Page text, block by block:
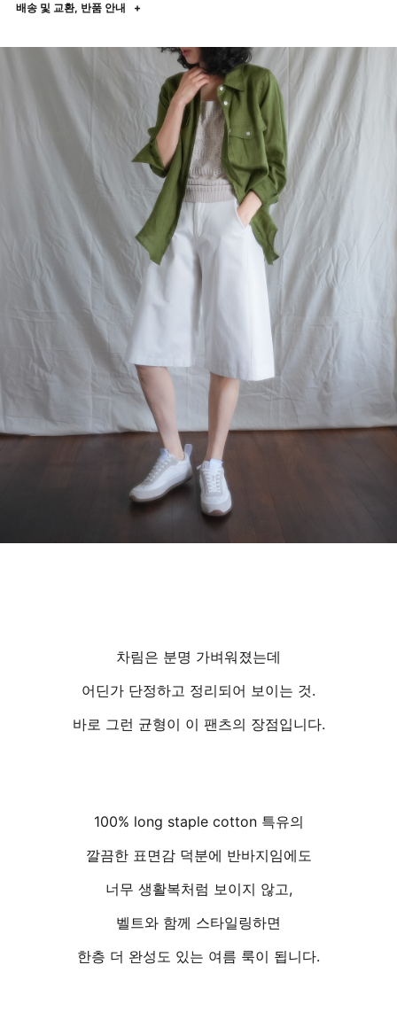
배송 및 교환, 반품 안내 +
차림은 분명 가벼워졌는데
어딘가 단정하고 정리되어 보이는 것.
바로 그런 균형이 이 팬츠의 장점입니다.
100% long staple cotton 특유의
깔끔한 표면감 덕분에 반바지임에도
너무 생활복처럼 보이지 않고,
벨트와 함께 스타일링하면
한층 더 완성도 있는 여름 룩이 됩니다.